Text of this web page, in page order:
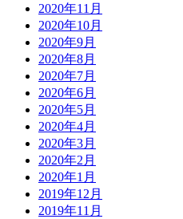
2020年11月
2020年10月
2020年9月
2020年8月
2020年7月
2020年6月
2020年5月
2020年4月
2020年3月
2020年2月
2020年1月
2019年12月
2019年11月